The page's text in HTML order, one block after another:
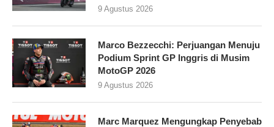
9 Agustus 2026
Marco Bezzecchi: Perjuangan Menuju
Podium Sprint GP Inggris di Musim
MotoGP 2026
9 Agustus 2026
Marc Marquez Mengungkap Penyebab